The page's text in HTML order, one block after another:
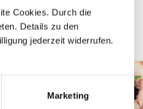
Cookies. Durch die
Details zu den
jederzeit widerrufen.
Marketing